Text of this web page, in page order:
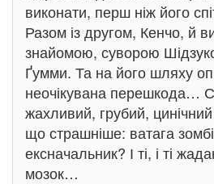
виконати, перш ніж його
Разом із другом, Кенчо, й
знайомою, суворою
Ґумми. Та на його шляху
неочікувана перешкода…
жахливий, грубий,
що страшніше: ватага
ексначальник? І ті, і ті
мозок…